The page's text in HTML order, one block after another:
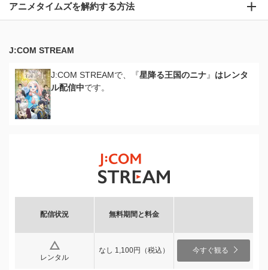
アニメタイムズを解約する方法
J:COM STREAM
J:COM STREAMで、『星降る王国のニナ』 はレンタ
ル配信中です。
配信状況 無料期間と料金
レンタル
なし 1,100円（税込） 今すぐ観る